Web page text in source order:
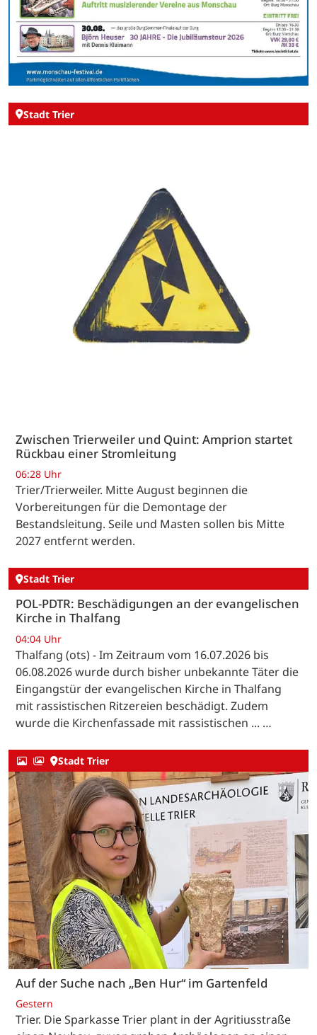
Stadt Trier
Zwischen Trierweiler und Quint: Amprion startet
Rückbau einer Stromleitung
06:28 Uhr
Trier/Trierweiler. Mitte August beginnen die
Vorbereitungen für die Demontage der
Bestandsleitung. Seile und Masten sollen bis Mitte
2027 entfernt werden.
Stadt Trier
POL-PDTR: Beschädigungen an der evangelischen
Kirche in Thalfang
04:04 Uhr
Thalfang (ots) - Im Zeitraum vom 16.07.2026 bis
06.08.2026 wurde durch bisher unbekannte Täter die
Eingangstür der evangelischen Kirche in Thalfang
mit rassistischen Ritzereien beschädigt. Zudem
wurde die Kirchenfassade mit rassistischen ... …
Stadt Trier
Auf der Suche nach „Ben Hur“ im Gartenfeld
Gestern
Trier. Die Sparkasse Trier plant in der Agritiusstraße